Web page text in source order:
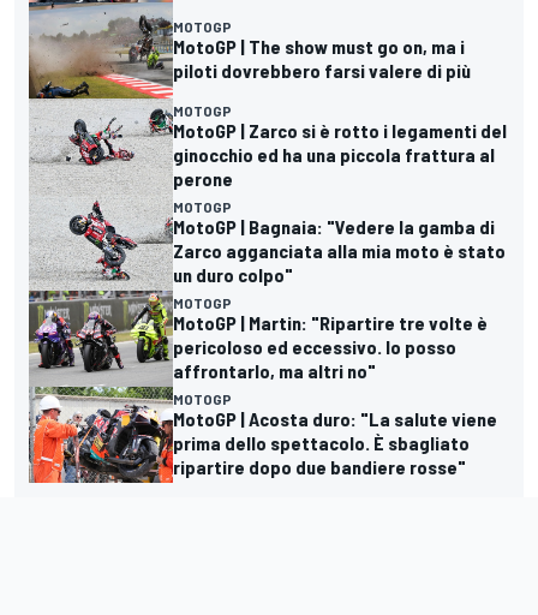
MOTOGP
MotoGP | The show must go on, ma i
piloti dovrebbero farsi valere di più
MOTOGP
MotoGP | Zarco si è rotto i legamenti del
ginocchio ed ha una piccola frattura al
perone
MOTOGP
MotoGP | Bagnaia: "Vedere la gamba di
Zarco agganciata alla mia moto è stato
un duro colpo"
MOTOGP
MotoGP | Martin: "Ripartire tre volte è
pericoloso ed eccessivo. Io posso
affrontarlo, ma altri no"
MOTOGP
MotoGP | Acosta duro: "La salute viene
prima dello spettacolo. È sbagliato
ripartire dopo due bandiere rosse"